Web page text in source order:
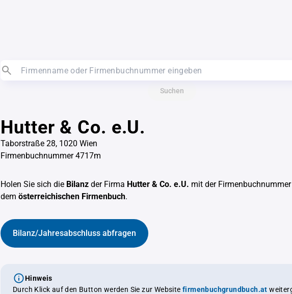
Suchen
Hutter & Co. e.U.
Taborstraße 28, 1020 Wien
Firmenbuchnummer 4717m
Holen Sie sich die Bilanz der Firma Hutter & Co. e.U. mit der Firmenbuchnummer
dem österreichischen Firmenbuch.
Bilanz/Jahresabschluss abfragen
Hinweis
Durch Klick auf den Button werden Sie zur Website firmenbuchgrundbuch.at weitergeleitet,